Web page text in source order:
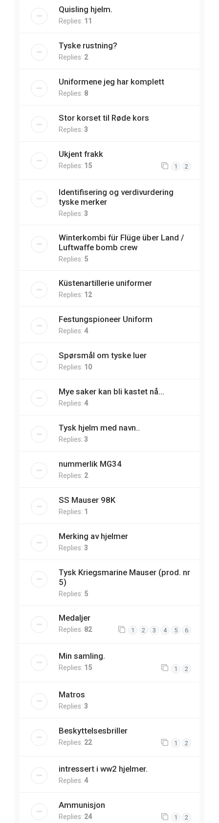
Quisling hjelm.
Replies: 11
Tyske rustning?
Replies: 2
Uniformene jeg har komplett
Replies: 8
Stor korset til Røde kors
Replies: 3
Ukjent frakk
Replies: 15 1 2
Identifisering og verdivurdering
tyske merker
Replies: 3
Winterkombi für Flüge über Land /
Luftwaffe bomb crew
Replies: 5
Küstenartillerie uniformer
Replies: 12
Festungspioneer Uniform
Replies: 4
Spørsmål om tyske luer
Replies: 10
Mye saker kan bli kastet nå...
Replies: 4
Tysk hjelm med navn..
Replies: 3
nummerlik MG34
Replies: 2
SS Mauser 98K
Replies: 1
Merking av hjelmer
Replies: 3
Tysk Kriegsmarine Mauser (prod. nr
5)
Replies: 5
Medaljer
Replies: 82 1 2 3 4 5 6
Min samling.
Replies: 15 1 2
Matros
Replies: 3
Beskyttelsesbriller
Replies: 22 1 2
intressert i ww2 hjelmer.
Replies: 4
Ammunisjon
Replies: 24 1 2